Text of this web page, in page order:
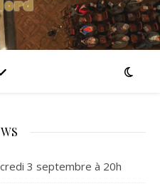
3 septembre à 20h